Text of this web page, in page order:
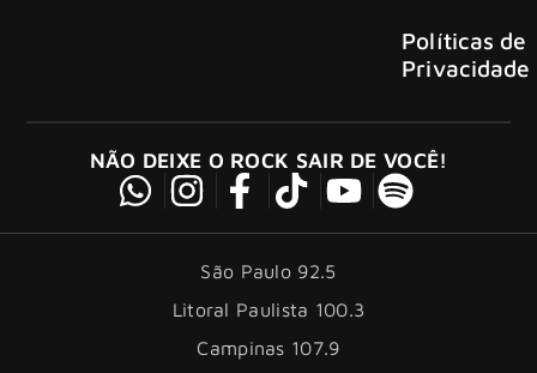
Políticas de
Privacidade
NÃO DEIXE O ROCK SAIR DE VOCÊ!
São Paulo 92.5
Litoral Paulista 100.3
Campinas 107.9